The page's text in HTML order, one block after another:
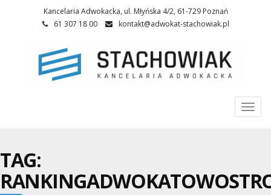
Kancelaria Adwokacka, ul. Młyńska 4/2, 61-729 Poznań
61 307 18 00
kontakt@adwokat-stachowiak.pl
TAG: